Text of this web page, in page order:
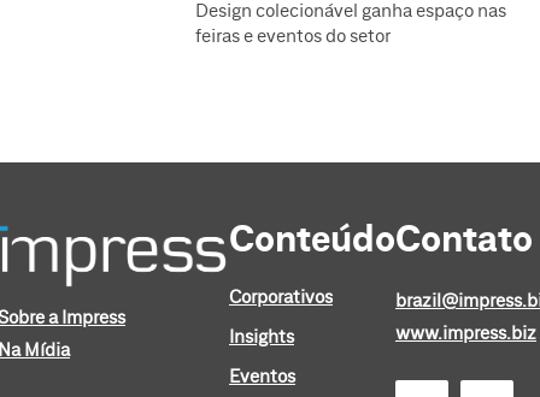
Design colecionável ganha espaço nas
feiras e eventos do setor
a Impress
Mídia
Conteúdo
Corporativos
Insights
Eventos
Contato
www.impress.biz